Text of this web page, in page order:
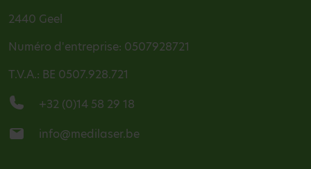
2440 Geel
Numéro d'entreprise: 0507928721
T.V.A.: BE 0507.928.721
+32 (0)14 58 29 18
info@medilaser.be